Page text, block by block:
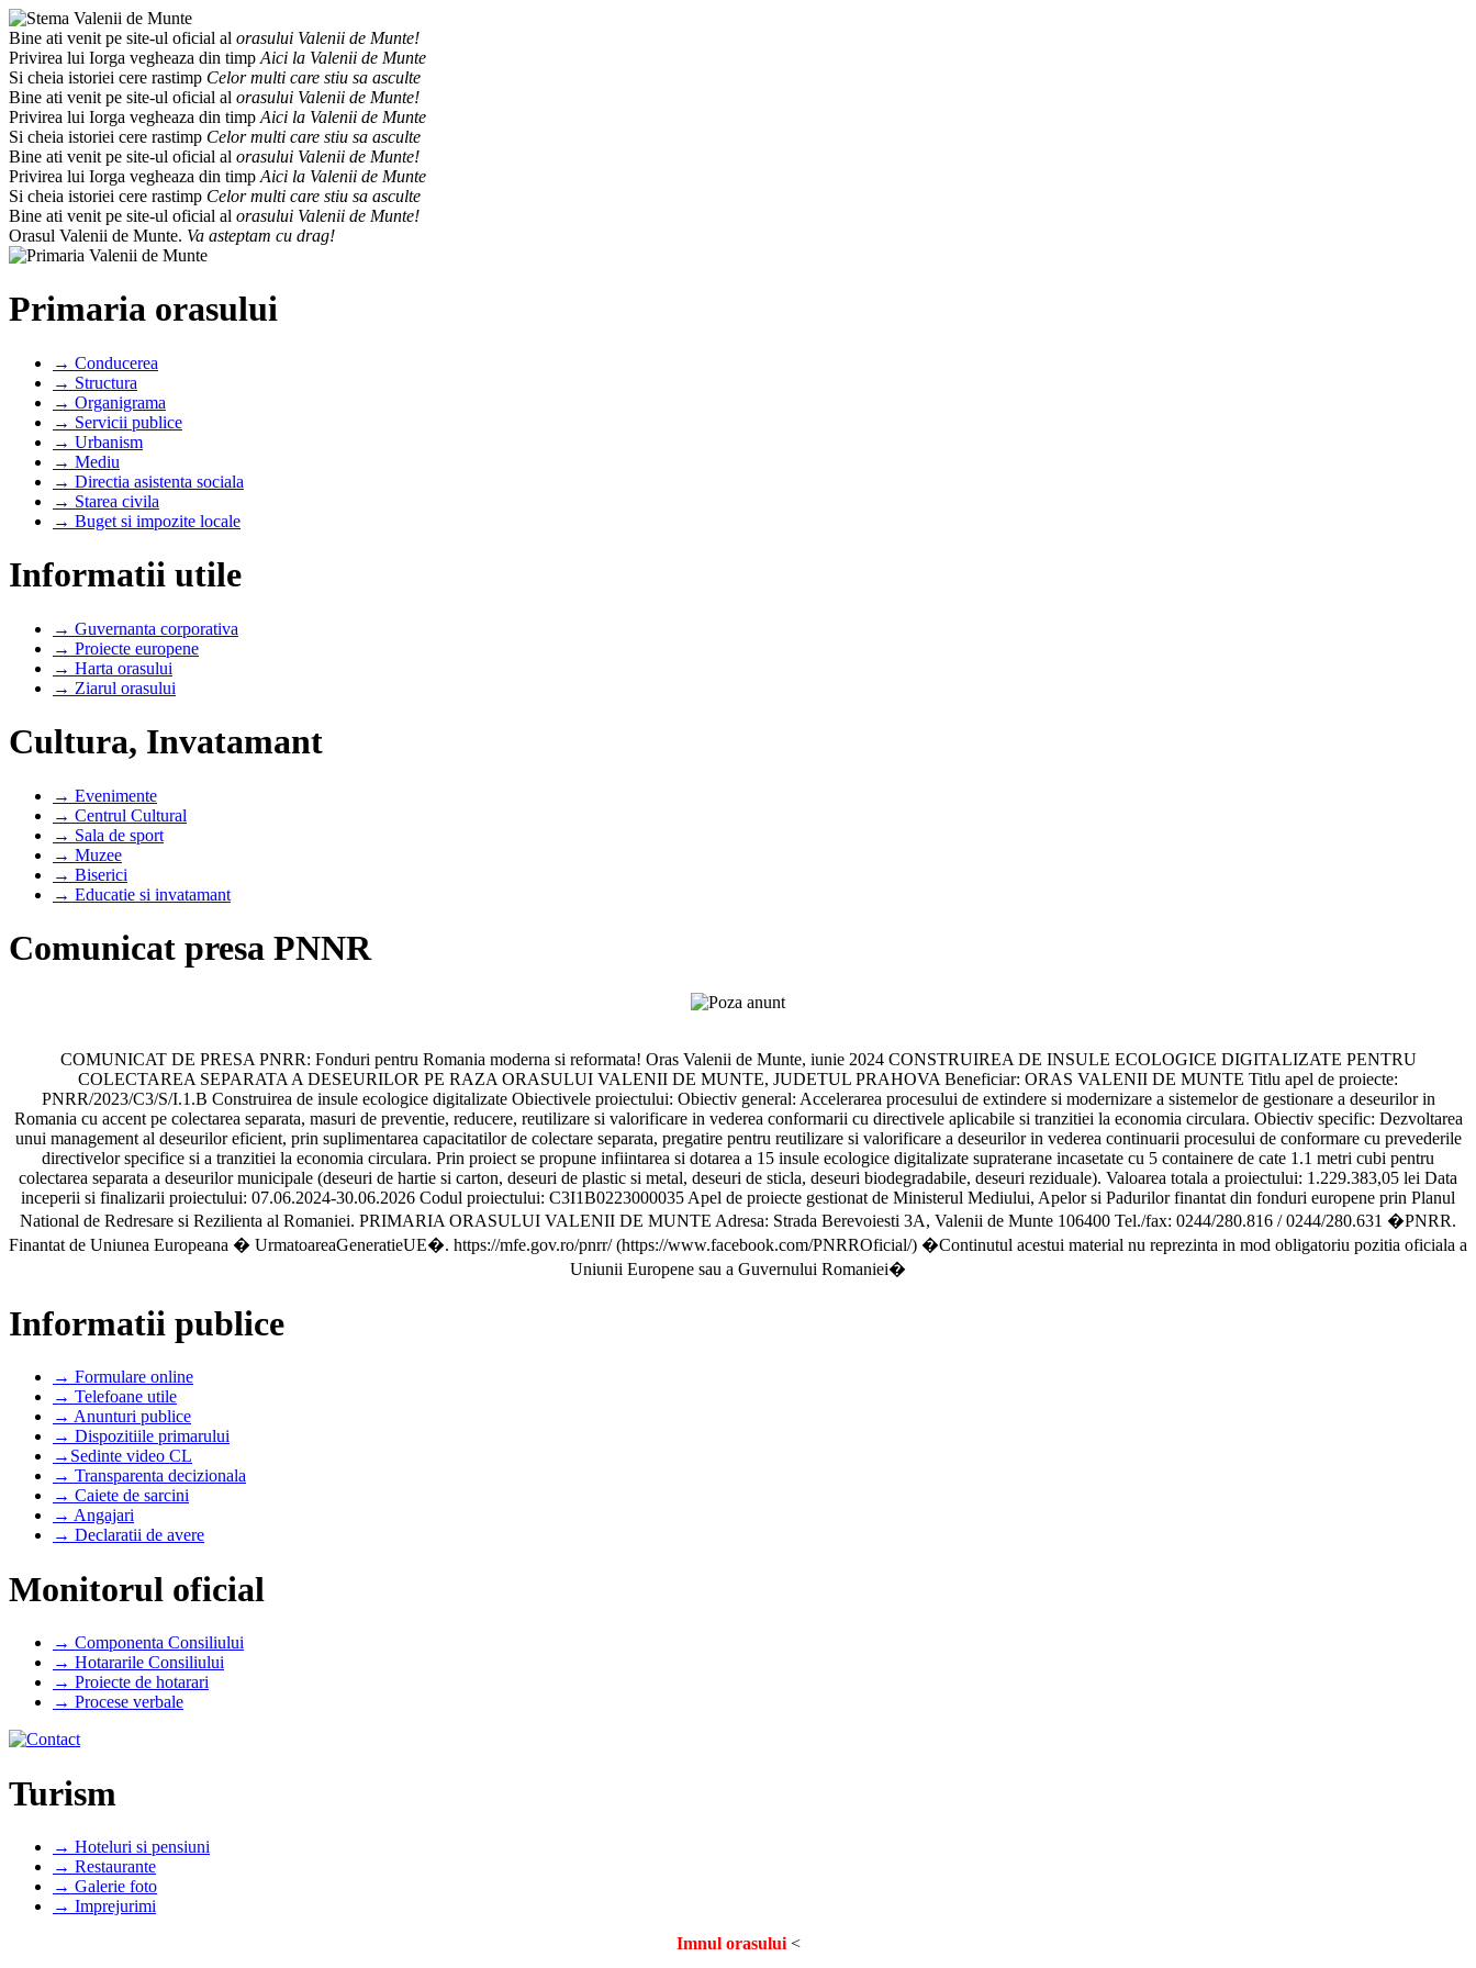
Bine ati venit pe site-ul oficial al orasului Valenii de Munte!
Privirea lui Iorga vegheaza din timp Aici la Valenii de Munte
Si cheia istoriei cere rastimp Celor multi care stiu sa asculte
Bine ati venit pe site-ul oficial al orasului Valenii de Munte!
Privirea lui Iorga vegheaza din timp Aici la Valenii de Munte
Si cheia istoriei cere rastimp Celor multi care stiu sa asculte
Bine ati venit pe site-ul oficial al orasului Valenii de Munte!
Privirea lui Iorga vegheaza din timp Aici la Valenii de Munte
Si cheia istoriei cere rastimp Celor multi care stiu sa asculte
Bine ati venit pe site-ul oficial al orasului Valenii de Munte!
Orasul Valenii de Munte. Va asteptam cu drag!
Primaria orasului
→ Conducerea
→ Structura
→ Organigrama
→ Servicii publice
→ Urbanism
→ Mediu
→ Directia asistenta sociala
→ Starea civila
→ Buget si impozite locale
Informatii utile
→ Guvernanta corporativa
→ Proiecte europene
→ Harta orasului
→ Ziarul orasului
Cultura, Invatamant
→ Evenimente
→ Centrul Cultural
→ Sala de sport
→ Muzee
→ Biserici
→ Educatie si invatamant
Comunicat presa PNNR
COMUNICAT DE PRESA PNRR: Fonduri pentru Romania moderna si reformata! Oras Valenii de Munte, iunie 2024 CONSTRUIREA DE INSULE ECOLOGICE DIGITALIZATE PENTRU
COLECTAREA SEPARATA A DESEURILOR PE RAZA ORASULUI VALENII DE MUNTE, JUDETUL PRAHOVA Beneficiar: ORAS VALENII DE MUNTE Titlu apel de proiecte:
PNRR/2023/C3/S/I.1.B Construirea de insule ecologice digitalizate Obiectivele proiectului: Obiectiv general: Accelerarea procesului de extindere si modernizare a sistemelor de gestionare a deseurilor in
Romania cu accent pe colectarea separata, masuri de preventie, reducere, reutilizare si valorificare in vederea conformarii cu directivele aplicabile si tranzitiei la economia circulara. Obiectiv specific: Dezvoltarea
unui management al deseurilor eficient, prin suplimentarea capacitatilor de colectare separata, pregatire pentru reutilizare si valorificare a deseurilor in vederea continuarii procesului de conformare cu prevederile
directivelor specifice si a tranzitiei la economia circulara. Prin proiect se propune infiintarea si dotarea a 15 insule ecologice digitalizate supraterane incasetate cu 5 containere de cate 1.1 metri cubi pentru
colectarea separata a deseurilor municipale (deseuri de hartie si carton, deseuri de plastic si metal, deseuri de sticla, deseuri biodegradabile, deseuri reziduale). Valoarea totala a proiectului: 1.229.383,05 lei Data
inceperii si finalizarii proiectului: 07.06.2024-30.06.2026 Codul proiectului: C3I1B0223000035 Apel de proiecte gestionat de Ministerul Mediului, Apelor si Padurilor finantat din fonduri europene prin Planul
National de Redresare si Rezilienta al Romaniei. PRIMARIA ORASULUI VALENII DE MUNTE Adresa: Strada Berevoiesti 3A, Valenii de Munte 106400 Tel./fax: 0244/280.816 / 0244/280.631 �PNRR.
Finantat de Uniunea Europeana � UrmatoareaGeneratieUE�. https://mfe.gov.ro/pnrr/ (https://www.facebook.com/PNRROficial/) �Continutul acestui material nu reprezinta in mod obligatoriu pozitia oficiala a
Uniunii Europene sau a Guvernului Romaniei�
Informatii publice
→ Formulare online
→ Telefoane utile
→ Anunturi publice
→ Dispozitiile primarului
→Sedinte video CL
→ Transparenta decizionala
→ Caiete de sarcini
→ Angajari
→ Declaratii de avere
Monitorul oficial
→ Componenta Consiliului
→ Hotararile Consiliului
→ Proiecte de hotarari
→ Procese verbale
Turism
→ Hoteluri si pensiuni
→ Restaurante
→ Galerie foto
→ Imprejurimi
Imnul orasului <